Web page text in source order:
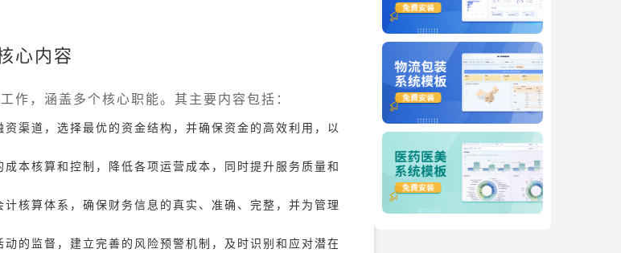
心内容
作，涵盖多个核心职能。其主要内容包括：
渠道，选择最优的资金结构，并确保资金的高效利用，以
本核算和控制，降低各项运营成本，同时提升服务质量和
核算体系，确保财务信息的真实、准确、完整，并为管理
的监督，建立完善的风险预警机制，及时识别和应对潜在